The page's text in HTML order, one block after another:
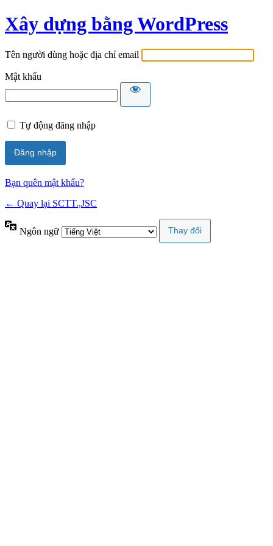
Xây dựng bằng WordPress
Tên người dùng hoặc địa chỉ email
Mật khẩu
Tự động đăng nhập
Bạn quên mật khẩu?
← Quay lại SCTT.,JSC
Ngôn ngữ